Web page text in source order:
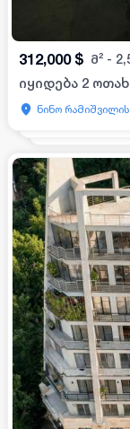
312,000 $ მ² -
იყიდება 2
ნინო რამიშვილის